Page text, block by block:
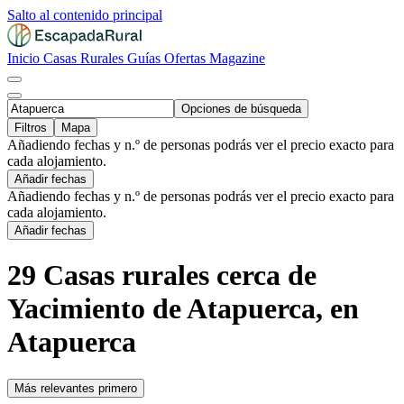
Salto al contenido principal
Inicio Casas Rurales Guías Ofertas Magazine
Opciones de búsqueda
Filtros
Mapa
Añadiendo fechas y n.º de personas podrás ver el precio exacto para
cada alojamiento.
Añadir fechas
Añadiendo fechas y n.º de personas podrás ver el precio exacto para
cada alojamiento.
Añadir fechas
29 Casas rurales cerca de
Yacimiento de Atapuerca, en
Atapuerca
Más relevantes primero